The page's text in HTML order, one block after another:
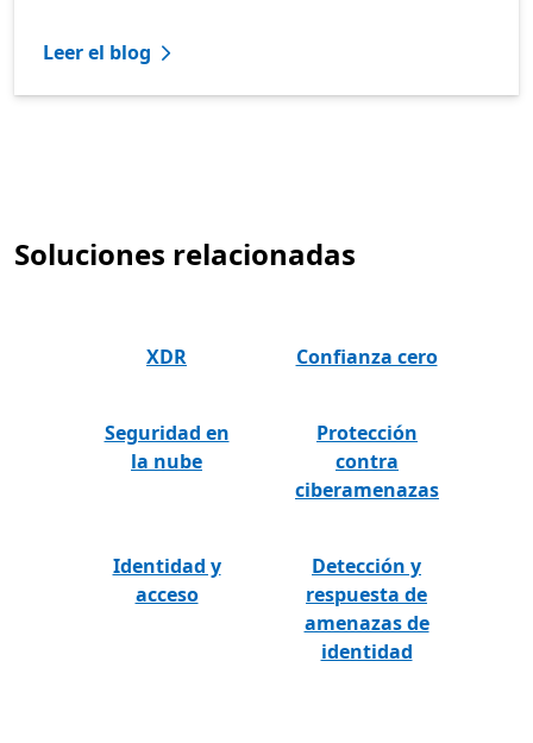
Leer el blog
Soluciones relacionadas
XDR Confianza cero
Seguridad en
la nube
Protección
contra
ciberamenazas
Identidad y
acceso
Detección y
respuesta de
amenazas de
identidad